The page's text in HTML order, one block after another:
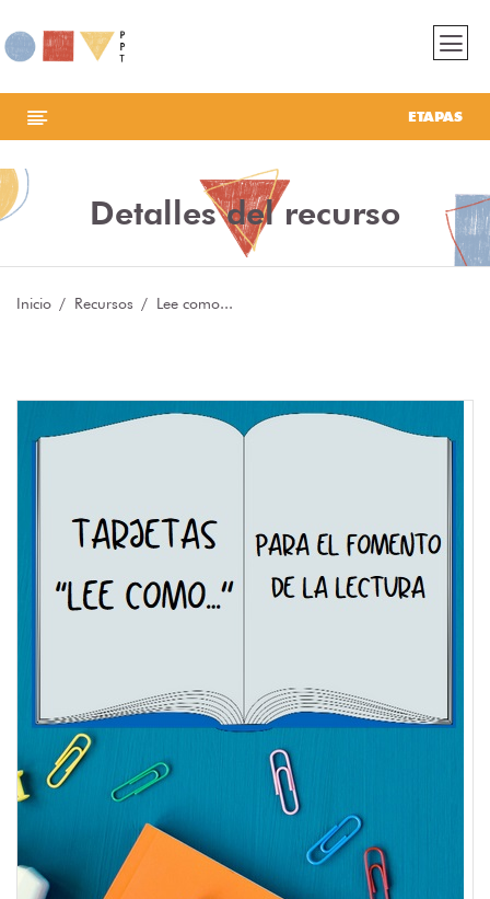
ETAPAS
Detalles del recurso
Inicio Recursos Lee como...